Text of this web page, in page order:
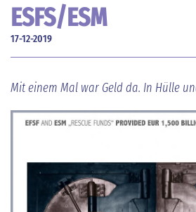
ESFS/ESM
17-12-2019
Mit einem Mal war Geld da. In Hülle